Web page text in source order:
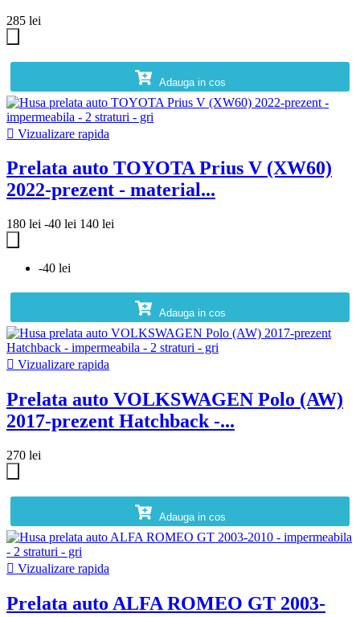
285 lei
Adauga in cos
 Vizualizare rapida
Prelata auto TOYOTA Prius V (XW60)
2022-prezent - material...
180 lei -40 lei 140 lei
-40 lei
Adauga in cos
 Vizualizare rapida
Prelata auto VOLKSWAGEN Polo (AW)
2017-prezent Hatchback -...
270 lei
Adauga in cos
 Vizualizare rapida
Prelata auto ALFA ROMEO GT 2003-